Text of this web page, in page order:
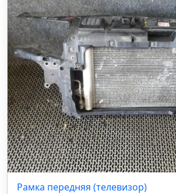
Рамка передняя (телевизор)